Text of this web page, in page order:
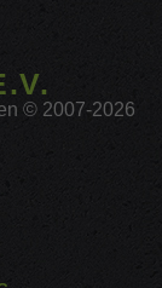
© 2007-2026